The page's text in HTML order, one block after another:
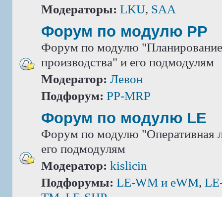
Модераторы: LKU, SAA
Форум по модулю РР
Форум по модулю "Планирование
производства" и его подмодулям
Модератор: Левон
Подфорум: PP-MRP
Форум по модулю LE
Форум по модулю "Оперативная
его подмодулям
Модератор: kislicin
Подфорумы: LE-WM и eWM,